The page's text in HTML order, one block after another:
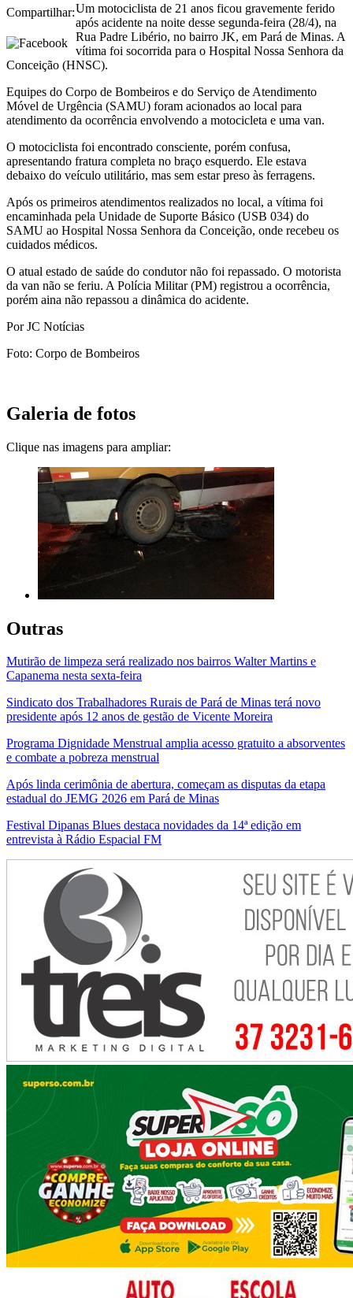
Compartilhar:Um motociclista de 21 anos ficou gravemente ferido
após acidente na noite desse segunda-feira (28/4), na
Rua Padre Libério, no bairro JK, em Pará de Minas. A
vítima foi socorrida para o Hospital Nossa Senhora da
Conceição (HNSC).
Equipes do Corpo de Bombeiros e do Serviço de Atendimento
Móvel de Urgência (SAMU) foram acionados ao local para
atendimento da ocorrência envolvendo a motocicleta e uma van.
O motociclista foi encontrado consciente, porém confusa,
apresentando fratura completa no braço esquerdo. Ele estava
debaixo do veículo utilitário, mas sem estar preso às ferragens.
Após os primeiros atendimentos realizados no local, a vítima foi
encaminhada pela Unidade de Suporte Básico (USB 034) do
SAMU ao Hospital Nossa Senhora da Conceição, onde recebeu os
cuidados médicos.
O atual estado de saúde do condutor não foi repassado. O motorista
da van não se feriu. A Polícia Militar (PM) registrou a ocorrência,
porém aina não repassou a dinâmica do acidente.
Por JC Notícias
Foto: Corpo de Bombeiros
Galeria de fotos
Clique nas imagens para ampliar:
Outras
Mutirão de limpeza será realizado nos bairros Walter Martins e
Capanema nesta sexta-feira
Sindicato dos Trabalhadores Rurais de Pará de Minas terá novo
presidente após 12 anos de gestão de Vicente Moreira
Programa Dignidade Menstrual amplia acesso gratuito a absorventes
e combate a pobreza menstrual
Após linda cerimônia de abertura, começam as disputas da etapa
estadual do JEMG 2026 em Pará de Minas
Festival Dipanas Blues destaca novidades da 14ª edição em
entrevista à Rádio Espacial FM